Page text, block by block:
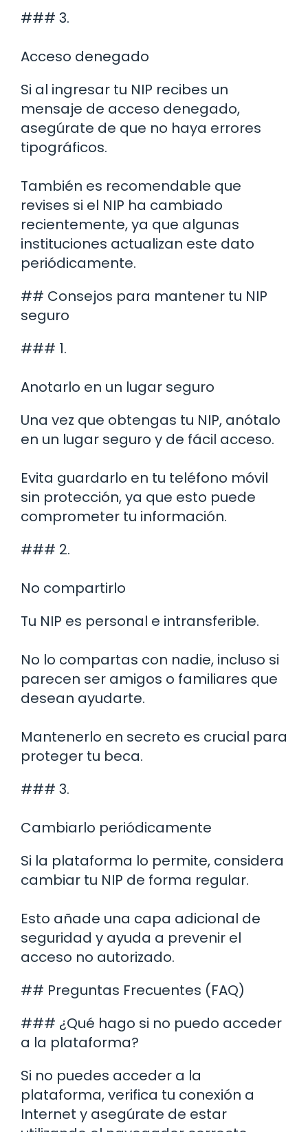
### 3.
Acceso denegado
Si al ingresar tu NIP recibes un
mensaje de acceso denegado,
asegúrate de que no haya errores
tipográficos.
También es recomendable que
revises si el NIP ha cambiado
recientemente, ya que algunas
instituciones actualizan este dato
periódicamente.
## Consejos para mantener tu NIP
seguro
### 1.
Anotarlo en un lugar seguro
Una vez que obtengas tu NIP, anótalo
en un lugar seguro y de fácil acceso.
Evita guardarlo en tu teléfono móvil
sin protección, ya que esto puede
comprometer tu información.
### 2.
No compartirlo
Tu NIP es personal e intransferible.
No lo compartas con nadie, incluso si
parecen ser amigos o familiares que
desean ayudarte.
Mantenerlo en secreto es crucial para
proteger tu beca.
### 3.
Cambiarlo periódicamente
Si la plataforma lo permite, considera
cambiar tu NIP de forma regular.
Esto añade una capa adicional de
seguridad y ayuda a prevenir el
acceso no autorizado.
## Preguntas Frecuentes (FAQ)
### ¿Qué hago si no puedo acceder
a la plataforma?
Si no puedes acceder a la
plataforma, verifica tu conexión a
Internet y asegúrate de estar